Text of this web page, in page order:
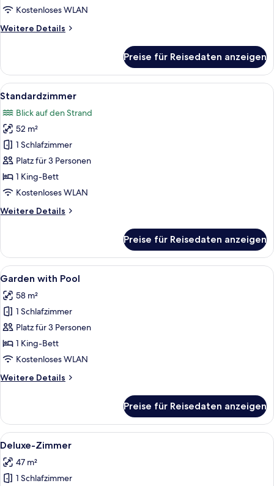
Kostenloses WLAN
Weitere Details
Weitere
Room
Preise für Reisedaten anzeigen
Alle
Fotos
für
Standardzimmer
anzeigen
Ein modernes Hotelzimmer mit
15
Standardzimmer
Blick auf den Strand
52 m²
1 Schlafzimmer
Platz für 3 Personen
1 King-Bett
Kostenloses WLAN
Weitere Details
Weitere
Preise für Reisedaten anzeigen
Alle
Fotos
für
Garden
with
Pool
anzeigen
Ein moderner Poolbereich im Freien
13
Garden with Pool
58 m²
1 Schlafzimmer
Platz für 3 Personen
1 King-Bett
Kostenloses WLAN
Weitere Details
Weitere
with
Pool
Preise für Reisedaten anzeigen
Alle
Fotos
für
Deluxe-
Ein modernes Hotelzimmer mit
1
Deluxe-Zimmer
47 m²
1 Schlafzimmer